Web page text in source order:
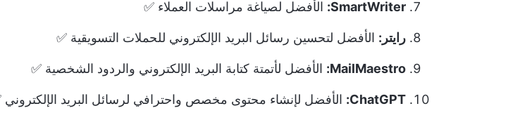
SmartWriter: الأفضل لصياغة مراسلات العملاء ✅
رايتر: الأفضل لتحسين رسائل البريد الإلكتروني للحملات التسويقية ✅
MailMaestro: الأفضل لأتمتة كتابة البريد الإلكتروني والردود الشخصية ✅
ChatGPT: الأفضل لإنشاء محتوى مخصص واحترافي لرسائل البريد الإلكتروني